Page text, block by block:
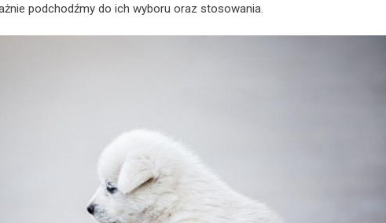
podchodźmy do ich wyboru oraz stosowania.